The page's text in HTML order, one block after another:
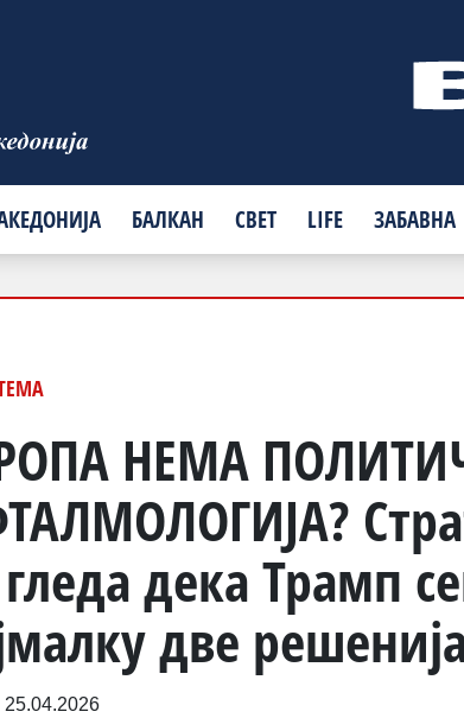
БАЛКАН СВЕТ LIFE ЗАБАВНА
НЕМА
дека Трамп
две
25.04.2026